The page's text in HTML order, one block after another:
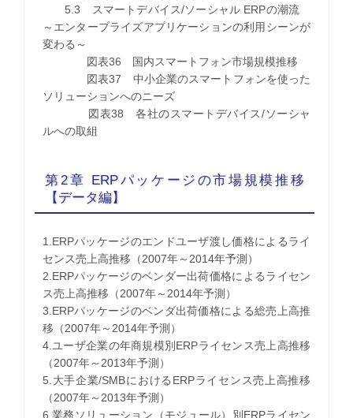
5.3 スマートデバイス/ソーシャル ERPの潮流
～エンタープライズアプリケーションの利用シーンが
変わる～
図表36 国内スマートフォン市場規模推移
図表37 中小企業のスマートフォンを使った
ソリューションへのニーズ
図表38 各社のスマートデバイス/ソーシャ
ルへの取組
第2章 ERPパッケージの市場規模推移
【データ編】
1.ERPパッケージのエンドユーザ渡し価格によるライ
センス売上高推移（2007年～2014年予測）
2.ERPパッケージのベンダー出荷価格によるライセン
ス売上高推移（2007年～2014年予測）
3.ERPパッケージのベンダ出荷価格による総売上高推
移（2007年～2014年予測）
4.ユーザ企業の年商規模別ERPライセンス売上高推移
（2007年～2013年予測）
5.大手企業/SMBにおけるERPライセンス売上高推移
（2007年～2013年予測）
6.業務ソリューション（モジュール）別ERPライセン